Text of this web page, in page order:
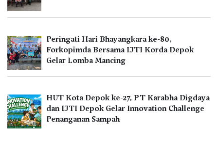
Peringati Hari Bhayangkara ke-80,
Forkopimda Bersama IJTI Korda Depok
Gelar Lomba Mancing
HUT Kota Depok ke-27, PT Karabha Digdaya
dan IJTI Depok Gelar Innovation Challenge
Penanganan Sampah